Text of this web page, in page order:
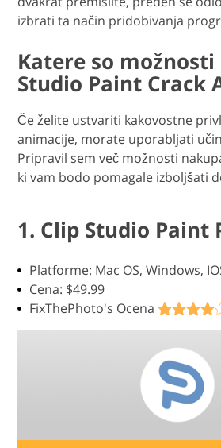
izbrati ta način pridobivanja
Katere so možnosti
Studio Paint Crack
Če želite ustvariti kakovostne
animacije, morate uporabljati
Pripravil sem več možnosti
ki vam bodo pomagale izboljšati
1. Clip Studio Paint
Platforme: Mac OS, Windows,
Cena: $49.99
FixThePhoto's Ocena